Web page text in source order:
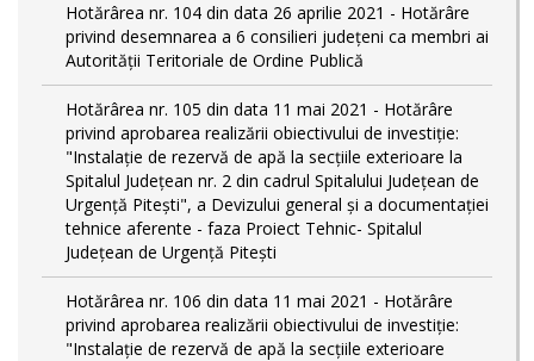
Hotărârea nr. 104 din data 26 aprilie 2021 - Hotărâre
privind desemnarea a 6 consilieri județeni ca membri ai
Autorității Teritoriale de Ordine Publică
Hotărârea nr. 105 din data 11 mai 2021 - Hotărâre
privind aprobarea realizării obiectivului de investiție:
"Instalație de rezervă de apă la secțiile exterioare la
Spitalul Județean nr. 2 din cadrul Spitalului Județean de
Urgență Pitești", a Devizului general și a documentației
tehnice aferente - faza Proiect Tehnic- Spitalul
Județean de Urgență Pitești
Hotărârea nr. 106 din data 11 mai 2021 - Hotărâre
privind aprobarea realizării obiectivului de investiție:
"Instalație de rezervă de apă la secțiile exterioare